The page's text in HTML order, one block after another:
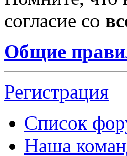
согласие со
Общие
Регистрация
Список
Наша